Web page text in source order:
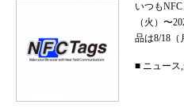
いつも
（火）〜
品は8/18
■ ニュース,